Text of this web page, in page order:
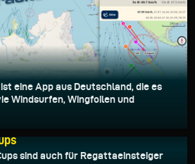
eine App aus Deutschland, die es
Windsurfen, Wingfoilen und
sind auch für Regattaeinsteiger